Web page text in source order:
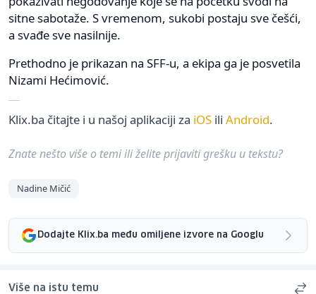
sitne sabotaže. S vremenom, sukobi postaju sve češći,
a svađe sve nasilnije.
Prethodno je prikazan na SFF-u, a ekipa ga je posvetila
Nizami Hećimović.
Klix.ba čitajte i u našoj aplikaciji za iOS ili Android.
Znate nešto više o temi ili želite prijaviti grešku u tekstu?
Nadine Mičić
Dodajte Klix.ba među omiljene izvore na Googlu
Više na istu temu